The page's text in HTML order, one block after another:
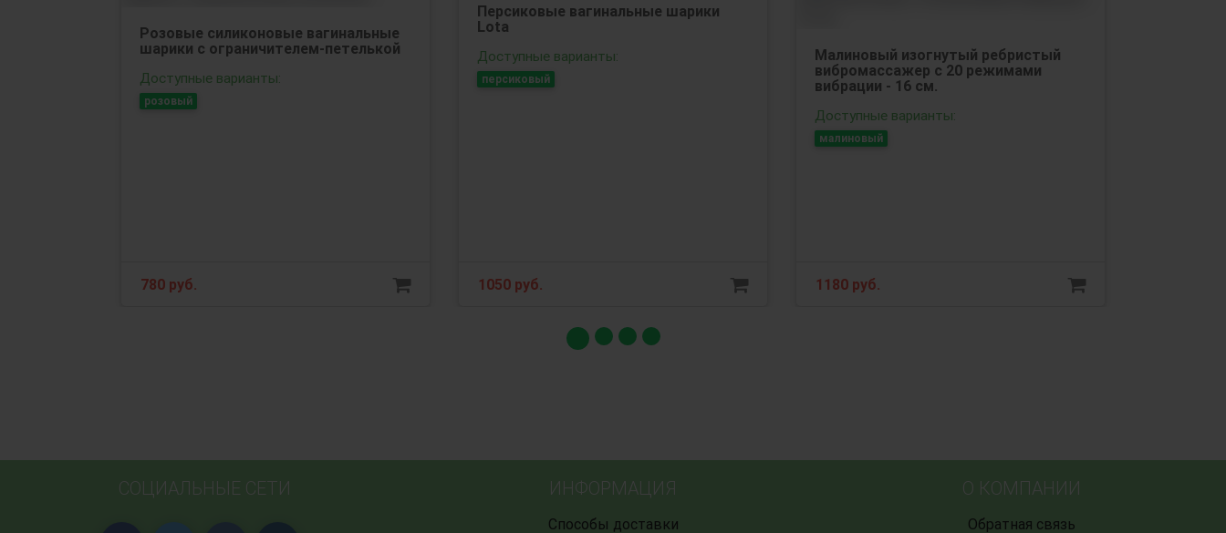
Розовые силиконовые вагинальные
шарики с ограничителем-петелькой
Доступные варианты:
розовый
780 руб.
Персиковые вагинальные шарики
Lota
Доступные варианты:
персиковый
1050 руб.
Малиновый изогнутый ребристый
вибромассажер с 20 режимами
вибрации - 16 см.
Доступные варианты:
малиновый
1180 руб.
СОЦИАЛЬНЫЕ СЕТИ ИНФОРМАЦИЯ
Способы доставки
О КОМПАНИИ
Обратная связь